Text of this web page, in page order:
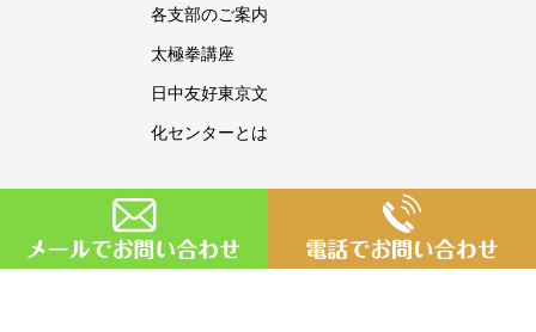
各支部のご案内
太極拳講座
日中友好東京文
化センターとは
Copyright © 日中友好東京文化センター All Rights Reserved.